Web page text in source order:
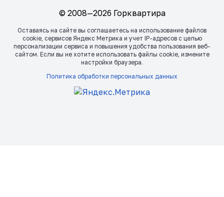
© 2008—2026 Горквартира
Оставаясь на сайте вы соглашаетесь на использование файлов
сookie, сервисов Яндекс Метрика и учет IP-адресов с целью
персонализации сервиса и повышения удобства пользования веб-
сайтом. Если вы не хотите использовать файлы сookie, измените
настройки браузера.
Политика обработки персональных данных